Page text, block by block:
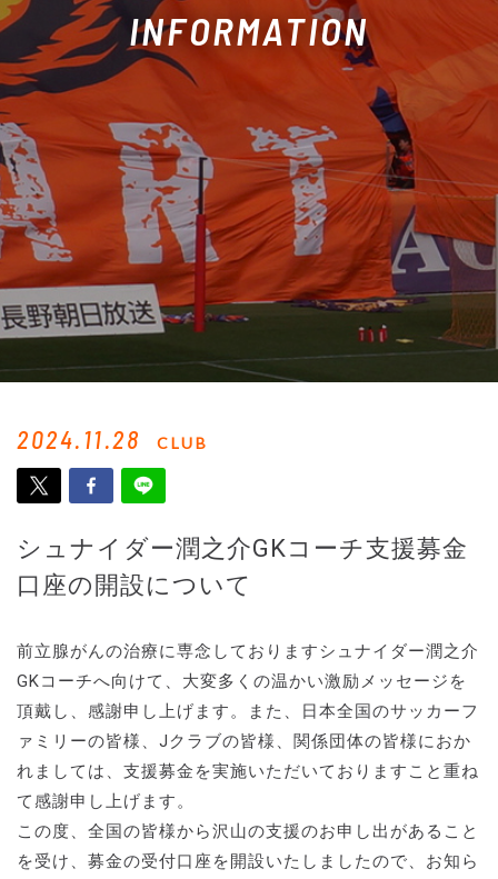
INFORMATION
2024.11.28 CLUB
シュナイダー潤之介GKコーチ支援募金
口座の開設について
前立腺がんの治療に専念しておりますシュナイダー潤之介
GKコーチへ向けて、大変多くの温かい激励メッセージを
頂戴し、感謝申し上げます。また、日本全国のサッカーフ
ァミリーの皆様、Jクラブの皆様、関係団体の皆様におか
れましては、支援募金を実施いただいておりますこと重ね
て感謝申し上げます。
この度、全国の皆様から沢山の支援のお申し出があること
を受け、募金の受付口座を開設いたしましたので、お知ら